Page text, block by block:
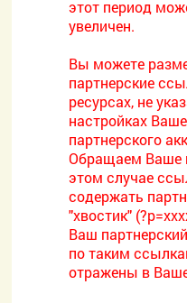
этот период
увеличен.
Вы можете
партнерские
ресурсах, не
настройках
партнерского
Обращаем Ваше
этом случае
содержать
"хвостик"
Ваш
по таким
отражены в